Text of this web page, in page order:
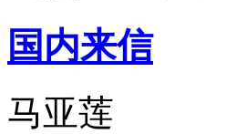
国内来信
马亚莲